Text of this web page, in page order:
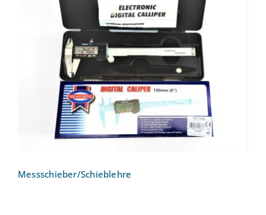
Messschieber/Schieblehre
Messschieber/Schieblehre